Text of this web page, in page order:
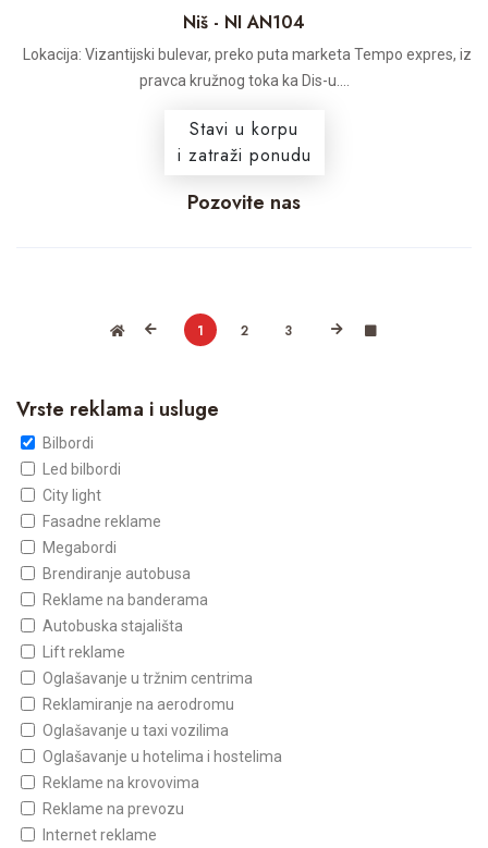
Niš - NI AN104
Lokacija: Vizantijski bulevar, preko puta marketa Tempo expres, iz
pravca kružnog toka ka Dis-u....
Stavi u korpu
i zatraži ponudu
Pozovite nas
1 2 3
Vrste reklama i usluge
Bilbordi
Led bilbordi
City light
Fasadne reklame
Megabordi
Brendiranje autobusa
Reklame na banderama
Autobuska stajališta
Lift reklame
Oglašavanje u tržnim centrima
Reklamiranje na aerodromu
Oglašavanje u taxi vozilima
Oglašavanje u hotelima i hostelima
Reklame na krovovima
Reklame na prevozu
Internet reklame